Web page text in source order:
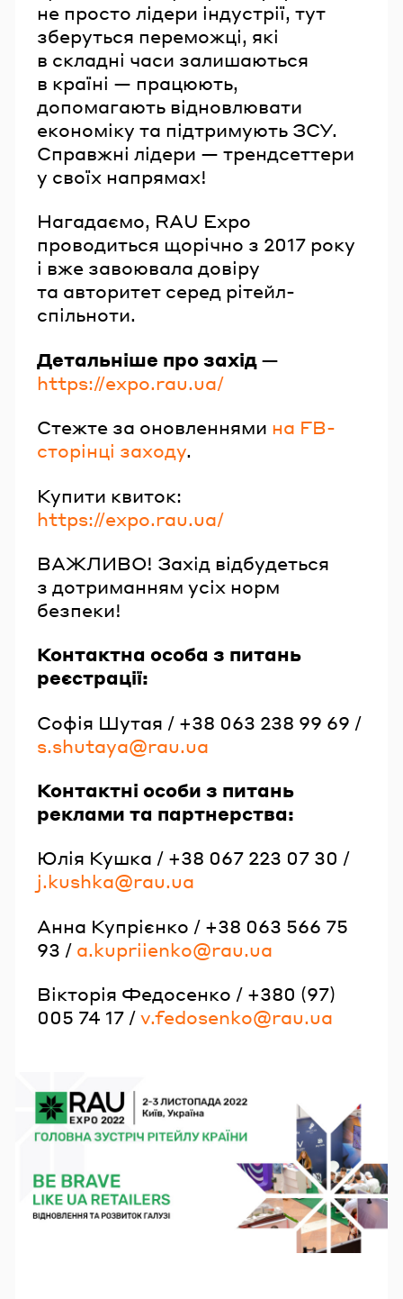
не просто лідери індустрії, тут
зберуться переможці, які
в складні часи залишаються
в країні — працюють,
допомагають відновлювати
економіку та підтримують ЗСУ.
Справжні лідери — трендсеттери
у своїх напрямах!
Нагадаємо, RAU Expo
проводиться щорічно з 2017 року
і вже завоювала довіру
та авторитет серед рітейл-
спільноти.
Детальніше про захід—
https://expo.rau.ua/
Стежте за оновленнями на FB-
сторінці заходу.
Купити квиток:
https://expo.rau.ua/
ВАЖЛИВО! Захід відбудеться
з дотриманням усіх норм
безпеки!
Контактна особа з питань
реєстрації:
Софія Шутая / +38 063 238 99 69 /
s.shutaya@rau.ua
Контактні особи з питань
реклами та партнерства:
Юлія Кушка / +38 067 223 07 30 /
j.kushka@rau.ua
Анна Купрієнко / +38 063 566 75
93 / a.kupriienko@rau.ua
Вікторія Федосенко / +380 (97)
005 74 17 /v.fedosenko@rau.ua